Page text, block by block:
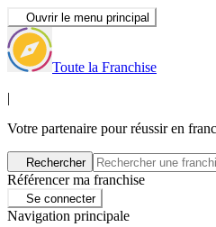
Ouvrir le menu principal
Toute la Franchise
|
Votre partenaire pour réussir en
Rechercher
Référencer ma franchise
Se connecter
Navigation principale